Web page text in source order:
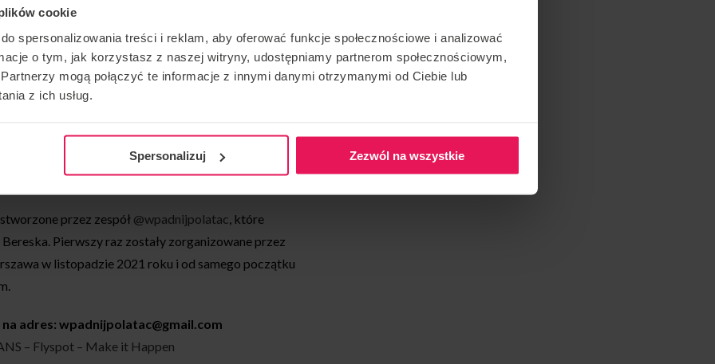
cookie
spersonalizowania treści i reklam, aby oferować funkcje społecznościowe i analizować
o tym, jak korzystasz z naszej witryny, udostępniamy partnerom społecznościowym,
mogą połączyć te informacje z innymi danymi otrzymanymi od Ciebie lub
z ich usług.
Spersonalizuj Zezwól na wszystkie
się trzech uczestników i instruktor. Dzięki temu
własnego sprzętu)
przez zespół @wpadnijpolatac, które
Pierwszy raz zostały zorganizowane przez
w listopadzie 2021 roku i od samego początku
adres: wpadnijpolatac@gmail.com
– Flyspot – Make it Happen